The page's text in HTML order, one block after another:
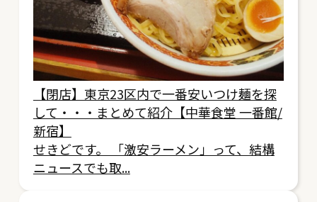
【閉店】東京23区内で一番安いつけ麺を探
して・・・まとめて紹介【中華食堂 一番館/
新宿】
せきどです。 「激安ラーメン」って、結構
ニュースでも取...